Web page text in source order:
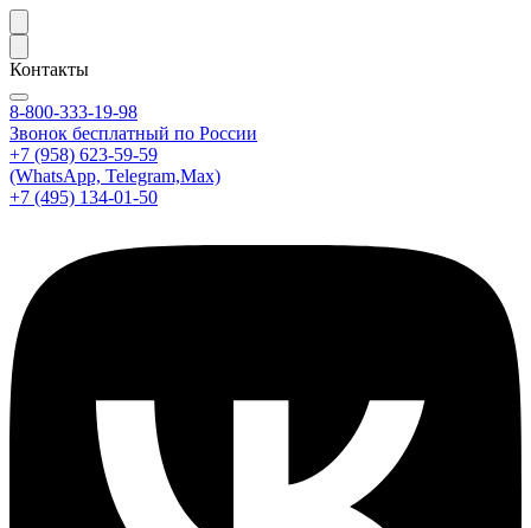
Контакты
8-800-333-19-98
Звонок бесплатный по России
+7 (958) 623-59-59
(WhatsApp, Telegram,Max)
+7 (495) 134-01-50